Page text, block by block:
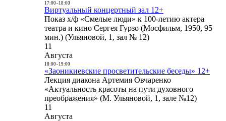
17:00- 18:00
Виртуальный концертный зал 12+
Показ х/ф «Смелые люди» к 100-летию актера
театра и кино Сергея Гурзо (Мосфильм, 1950, 95
мин.) (Ульяновой, 1, зал № 12)
11
Августа
18:00- 19:00
«Заоникиевские просветительские беседы» 12+
Лекция диакона Артемия Овчаренко
«Актуальность красоты на пути духовного
преображения» (М. Ульяновой, 1, зале №12)
11
Августа